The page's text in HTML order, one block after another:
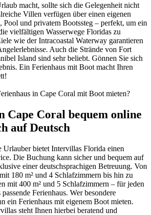
macht, sollte sich die Gelegenheit nicht
Villen verfügen über einen eigenen
Pool und privatem Bootssteg – perfekt, um ein
vielfältigen Wasserwege Floridas zu
wie der Intracoastal Waterway garantieren
Auch die Strände von Fort
Island sind sehr beliebt. Gönnen Sie sich
Ein Ferienhaus mit Boot macht Ihren
Cape Coral bequem online
auf Deutsch
Urlauber bietet Intervillas Florida einen
Die Buchung kann sicher und bequem auf
einer deutschsprachigen Betreuung. Von
180 m² und 4 Schlafzimmern bis hin zu
mit 400 m² und 5 Schlafzimmern – für jeden
Ferienhaus. Wer besondere
ein Ferienhaus mit eigenem Boot mieten.
steht Ihnen hierbei beratend und